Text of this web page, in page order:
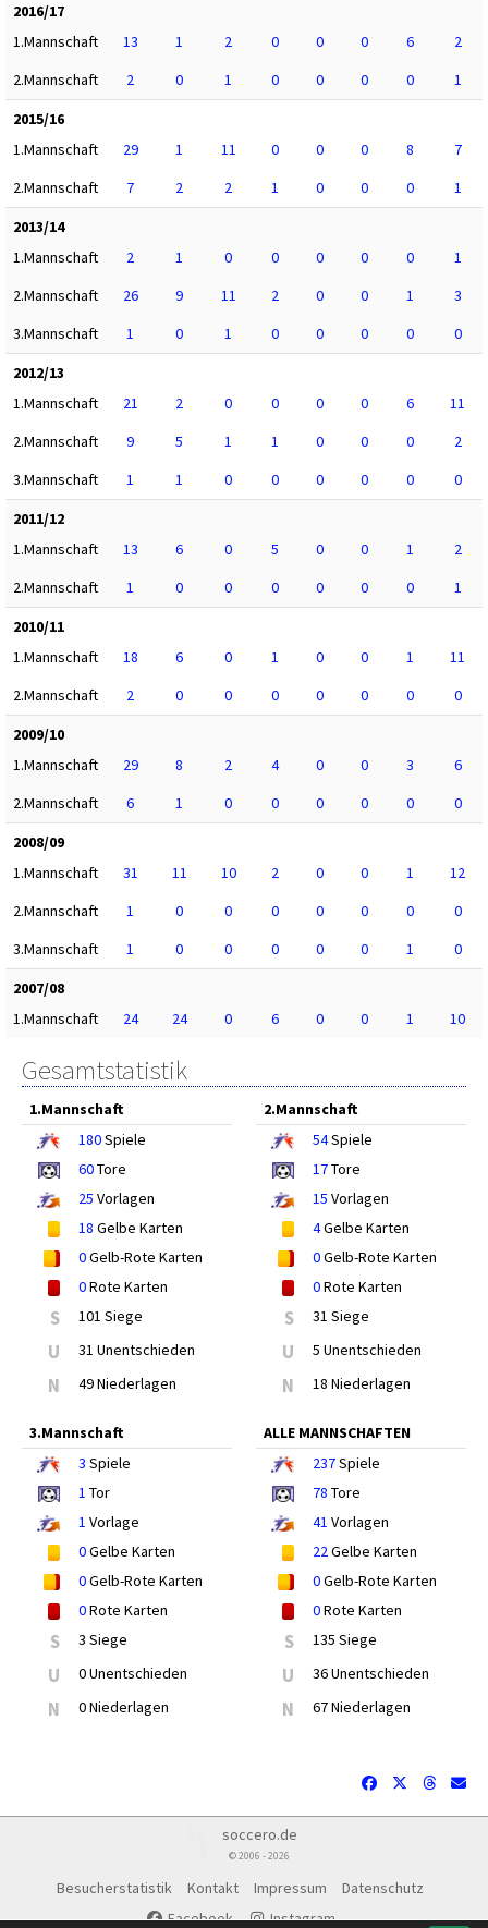
2016/17
1.Mannschaft
13 1 2 0 0 0 6
2
2.Mannschaft
2 0 1 0 0 0 0
1
2015/16
1.Mannschaft
29 1 11 0 0 0 8
7
2.Mannschaft
7 2 2 1 0 0 0
1
2013/14
1.Mannschaft
2 1 0 0 0 0 0
1
2.Mannschaft
26 9 11 2 0 0 1
3
3.Mannschaft
1 0 1 0 0 0 0
0
2012/13
1.Mannschaft
21 2 0 0 0 0 6
11
2.Mannschaft
9 5 1 1 0 0 0
2
3.Mannschaft
1 1 0 0 0 0 0
0
2011/12
1.Mannschaft
13 6 0 5 0 0 1
2
2.Mannschaft
1 0 0 0 0 0 0
1
2010/11
1.Mannschaft
18 6 0 1 0 0 1
11
2.Mannschaft
2 0 0 0 0 0 0
0
2009/10
1.Mannschaft
29 8 2 4 0 0 3
6
2.Mannschaft
6 1 0 0 0 0 0
0
2008/09
1.Mannschaft
31 11 10 2 0 0 1
12
2.Mannschaft
1 0 0 0 0 0 0
0
3.Mannschaft
1 0 0 0 0 0 1
0
2007/08
1.Mannschaft
24 24 0 6 0 0 1 10
Gesamtstatistik
1.Mannschaft
180Spiele
60Tore
25 Vorlagen
18 Gelbe Karten
0Gelb-Rote Karten
0Rote Karten
S 101 Siege
U 31 Unentschieden
N 49 Niederlagen
2.Mannschaft
54Spiele
17Tore
15 Vorlagen
4Gelbe Karten
0Gelb-Rote Karten
0Rote Karten
S 31 Siege
U 5 Unentschieden
N 18 Niederlagen
3.Mannschaft
3 Spiele
1 Tor
1 Vorlage
0Gelbe Karten
0Gelb-Rote Karten
0Rote Karten
S 3 Siege
U 0 Unentschieden
N 0 Niederlagen
ALLE MANNSCHAFTEN
237Spiele
78 Tore
41 Vorlagen
22Gelbe Karten
0Gelb-Rote Karten
0Rote Karten
S 135 Siege
U 36 Unentschieden
N 67 Niederlagen
soccero.de
© 2006 - 2026
Besucherstatistik Kontakt Impressum
Datenschutz
Facebook
Instagram